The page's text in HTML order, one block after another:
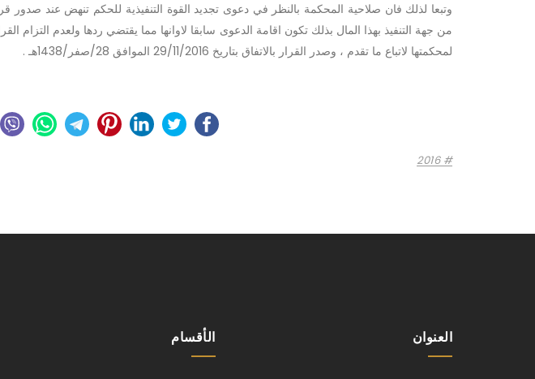
وتبعا لذلك فان صلاحية المحكمة بالنظر في دعوى تجديد القوة التنفيذية للحكم تنهض عند صدور
من جهة التنفيذ بهذا المال بذلك تكون اقامة الدعوى سابقا لاوانها مما يقتضي ردها ولعدم التزام
لمحكمتها لاتباع ما تقدم ، وصدر القرار بالاتفاق بتاريخ 29/11/2016 الموافق 28/صفر/1438هـ .
2016
العنوان الأقسام